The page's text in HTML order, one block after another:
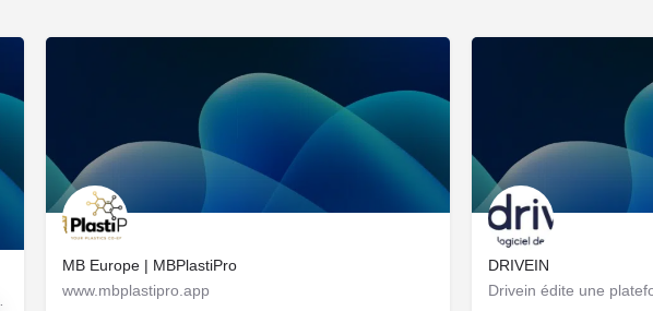
et gestion.
MB Europe | MBPlastiPro
www.mbplastipro.app
DRIVEIN